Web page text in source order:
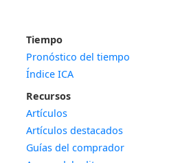
Tiempo
Pronóstico del tiempo
Índice ICA
Recursos
Artículos
Artículos destacados
Guías del comprador